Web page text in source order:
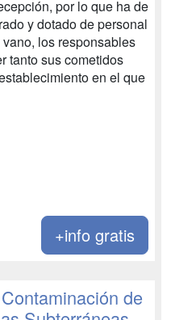
por lo que ha de
y dotado de personal
los responsables
tanto sus cometidos
en el que
+info gratis
de